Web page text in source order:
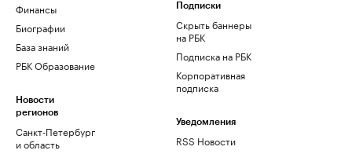
Финансы
Биографии
База знаний
РБК Образование
Новости
регионов
Санкт-Петербург
и область
Подписки
Скрыть баннеры
на РБК
Подписка на РБК
Корпоративная
подписка
Уведомления
RSS Новости